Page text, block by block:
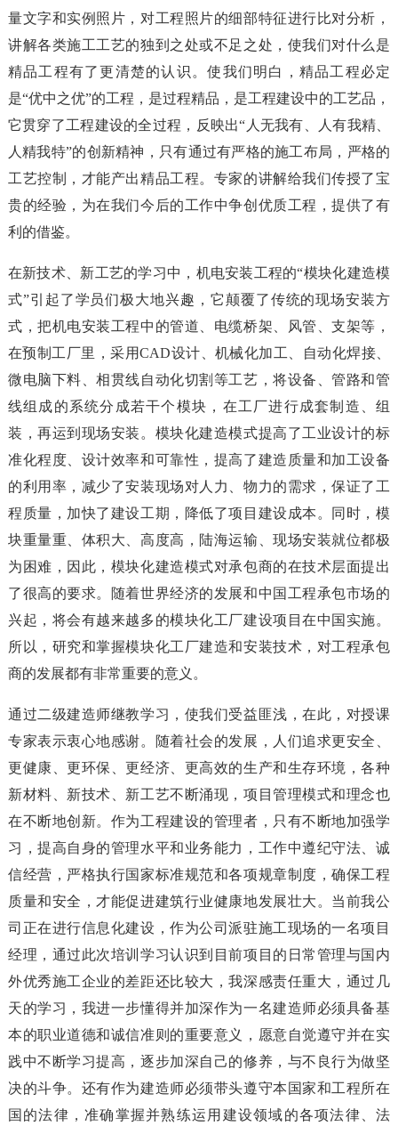
量文字和实例照片，对工程照片的细部特征进行比对分析，
讲解各类施工工艺的独到之处或不足之处，使我们对什么是
精品工程有了更清楚的认识。使我们明白，精品工程必定
是“优中之优”的工程，是过程精品，是工程建设中的工艺品，
它贯穿了工程建设的全过程，反映出“人无我有、人有我精、
人精我特”的创新精神，只有通过有严格的施工布局，严格的
工艺控制，才能产出精品工程。专家的讲解给我们传授了宝
贵的经验，为在我们今后的工作中争创优质工程，提供了有
利的借鉴。
在新技术、新工艺的学习中，机电安装工程的“模块化建造模
式”引起了学员们极大地兴趣，它颠覆了传统的现场安装方
式，把机电安装工程中的管道、电缆桥架、风管、支架等，
在预制工厂里，采用CAD设计、机械化加工、自动化焊接、
微电脑下料、相贯线自动化切割等工艺，将设备、管路和管
线组成的系统分成若干个模块，在工厂进行成套制造、组
装，再运到现场安装。模块化建造模式提高了工业设计的标
准化程度、设计效率和可靠性，提高了建造质量和加工设备
的利用率，减少了安装现场对人力、物力的需求，保证了工
程质量，加快了建设工期，降低了项目建设成本。同时，模
块重量重、体积大、高度高，陆海运输、现场安装就位都极
为困难，因此，模块化建造模式对承包商的在技术层面提出
了很高的要求。随着世界经济的发展和中国工程承包市场的
兴起，将会有越来越多的模块化工厂建设项目在中国实施。
所以，研究和掌握模块化工厂建造和安装技术，对工程承包
商的发展都有非常重要的意义。
通过二级建造师继教学习，使我们受益匪浅，在此，对授课
专家表示衷心地感谢。随着社会的发展，人们追求更安全、
更健康、更环保、更经济、更高效的生产和生存环境，各种
新材料、新技术、新工艺不断涌现，项目管理模式和理念也
在不断地创新。作为工程建设的管理者，只有不断地加强学
习，提高自身的管理水平和业务能力，工作中遵纪守法、诚
信经营，严格执行国家标准规范和各项规章制度，确保工程
质量和安全，才能促进建筑行业健康地发展壮大。当前我公
司正在进行信息化建设，作为公司派驻施工现场的一名项目
经理，通过此次培训学习认识到目前项目的日常管理与国内
外优秀施工企业的差距还比较大，我深感责任重大，通过几
天的学习，我进一步懂得并加深作为一名建造师必须具备基
本的职业道德和诚信准则的重要意义，愿意自觉遵守并在实
践中不断学习提高，逐步加深自己的修养，与不良行为做坚
决的斗争。还有作为建造师必须带头遵守本国家和工程所在
国的法律，准确掌握并熟练运用建设领域的各项法律、法